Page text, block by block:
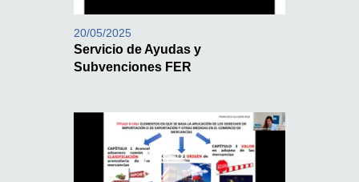
20/05/2025
Servicio de Ayudas y
Subvenciones FER